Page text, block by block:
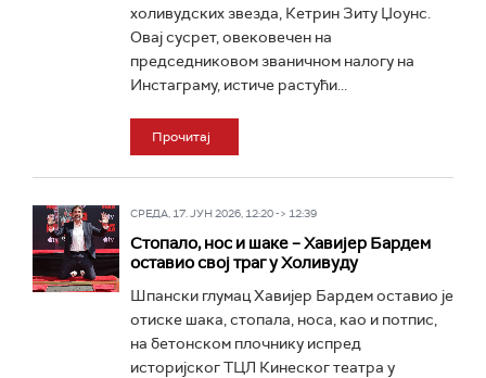
холивудских звезда, Кетрин Зиту Џоунс.
Овај сусрет, овековечен на
председниковом званичном налогу на
Инстаграму, истиче растући...
Прочитај
СРЕДА, 17. ЈУН 2026, 12:20 -> 12:39
Стопало, нос и шаке – Хавијер Бардем
оставио свој траг у Холивуду
Шпански глумац Хавијер Бардем оставио је
отиске шака, стопала, носа, као и потпис,
на бетонском плочнику испред
историјског ТЦЛ Кинеског театра у